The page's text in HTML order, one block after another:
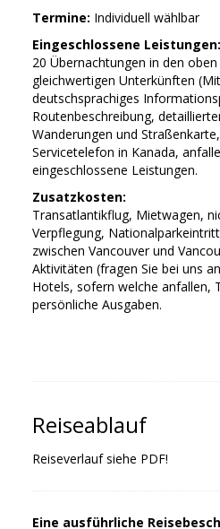
Termine: Individuell wählbar
Eingeschlossene Leistungen:
20 Übernachtungen in den
gleichwertigen Unterkünften
deutschsprachiges
Routenbeschreibung,
Wanderungen und
Servicetelefon in Kanada,
eingeschlossene Leistungen.
Zusatzkosten:
Transatlantikflug, Mietwagen,
Verpflegung,
zwischen Vancouver und
Aktivitäten (fragen Sie bei uns
Hotels, sofern welche anfallen,
persönliche Ausgaben.
Reiseablauf
Reiseverlauf siehe PDF!
Eine ausführliche